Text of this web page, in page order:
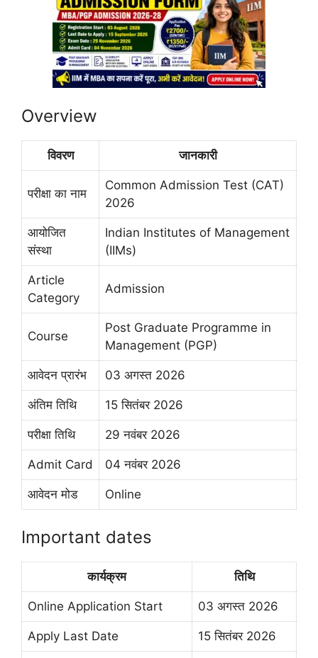
Overview
विवरण जानकारी
परीक्षा का नाम
Common Admission Test (CAT)
2026
आयोजित
संस्था
Indian Institutes of Management
(IIMs)
Article
Category
Admission
Course
Post Graduate Programme in
Management (PGP)
आवेदन प्रारंभ 03 अगस्त 2026
अंतिम तिथि 15 सितंबर 2026
परीक्षा तिथि 29 नवंबर 2026
Admit Card 04 नवंबर 2026
आवेदन मोड Online
Important dates
कार्यक्रम तिथि
Online Application Start 03 अगस्त 2026
Apply Last Date 15 सितंबर 2026